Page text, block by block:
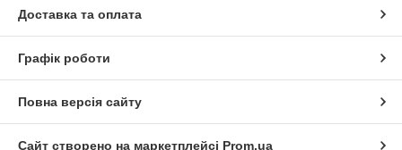
Доставка та оплата
Графік роботи
Повна версія сайту
Сайт створено на маркетплейсі Prom.ua